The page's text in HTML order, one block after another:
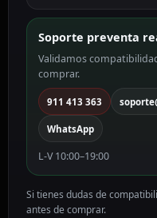
DLK-
403B
cantidad
Soporte preventa
Validamos
comprar.
911 413 363
WhatsApp
L-V 10:00–19:00
Si tienes dudas de
antes de comprar.